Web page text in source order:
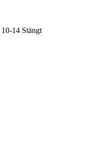
10-14 Stängt